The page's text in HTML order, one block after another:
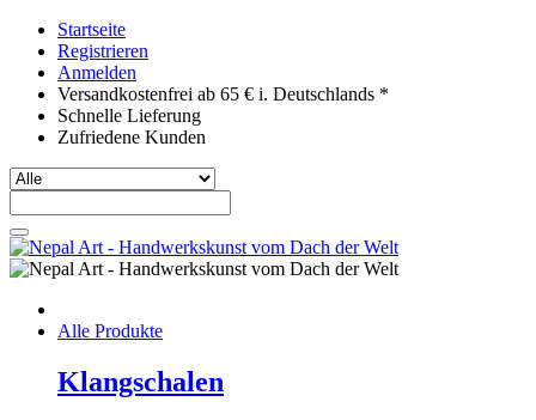
Startseite
Registrieren
Anmelden
Versandkostenfrei ab 65 € i. Deutschlands *
Schnelle Lieferung
Zufriedene Kunden
Alle Produkte
Klangschalen